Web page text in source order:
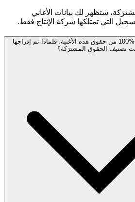
ستظهر لك بيانات الأغاني
التي تمتلكها شركة الإنتاج فقط.
تمتلك شركة الإنتاج %100 من حقوق هذه الأغنية، فلماذا تم إدراجها
تصنيف الحقوق المشترَكة؟